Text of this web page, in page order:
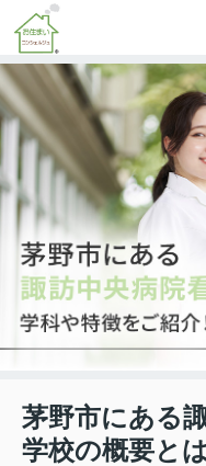
茅野市にある
学校の概要と